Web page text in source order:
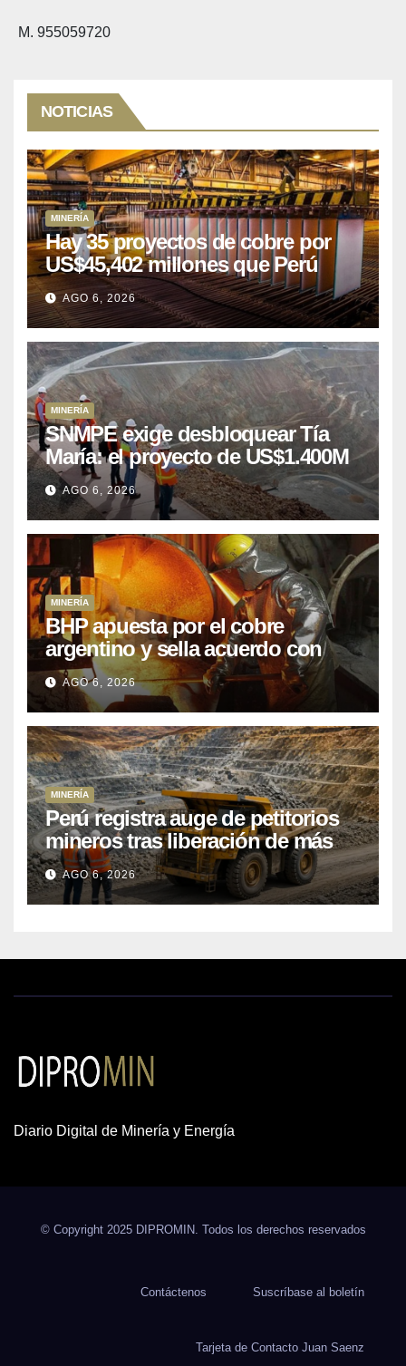
M. 955059720
NOTICIAS
MINERÍA
Hay 35 proyectos de cobre por
US$45,402 millones que Perú
puede aprovechar
AGO 6, 2026
MINERÍA
SNMPE exige desbloquear Tía
María: el proyecto de US$1.400M
que Perú lleva 15 años
posponiendo
AGO 6, 2026
MINERÍA
BHP apuesta por el cobre
argentino y sella acuerdo con
Kobrea para siete proyecto
AGO 6, 2026
MINERÍA
Perú registra auge de petitorios
mineros tras liberación de más
de mil concesiones para explorar
cobre y oro
AGO 6, 2026
Diario Digital de Minería y Energía
© Copyright 2025 DIPROMIN. Todos los derechos reservados
Contáctenos Suscríbase al boletín
Tarjeta de Contacto Juan Saenz